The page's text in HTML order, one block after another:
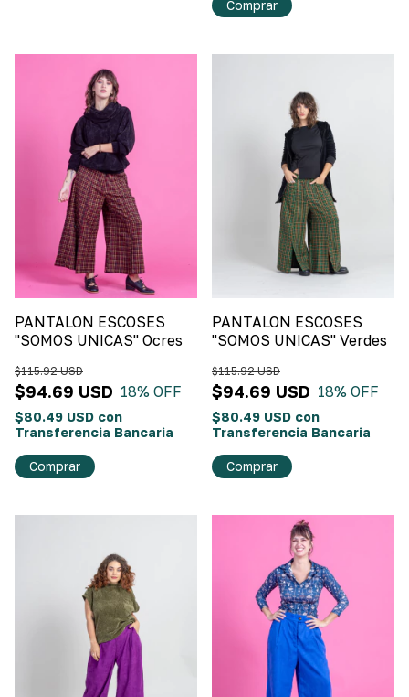
Comprar
PANTALON ESCOSES
"SOMOS UNICAS" Ocres
$94.69 USD
$115.92 USD
18% OFF
$80.49 USD con
Transferencia Bancaria
Comprar
PANTALON ESCOSES
"SOMOS UNICAS" Verdes
$94.69 USD
$115.92 USD
18% OFF
$80.49 USD con
Transferencia Bancaria
Comprar